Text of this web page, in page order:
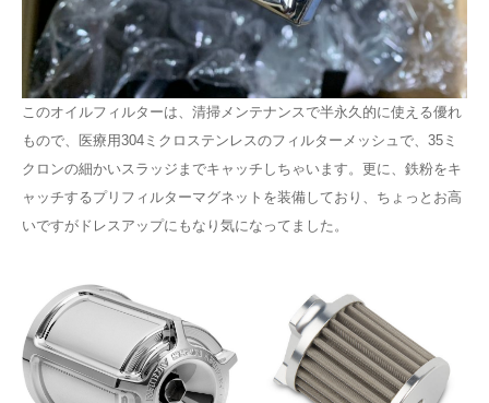
このオイルフィルターは、清掃メンテナンスで半永久的に使える優れ
もので、医療用304ミクロステンレスのフィルターメッシュで、35ミ
クロンの細かいスラッジまでキャッチしちゃいます。更に、鉄粉をキ
ャッチするプリフィルターマグネットを装備しており、ちょっとお高
いですがドレスアップにもなり気になってました。